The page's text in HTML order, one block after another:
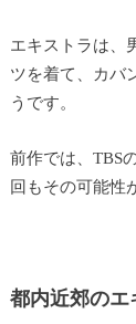
エキストラは、
ツを着て、カバ
うです。
前作では、TBS
回もその可能性
都内近郊のエ